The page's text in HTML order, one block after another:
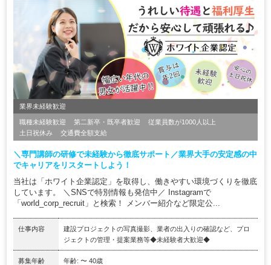
業界未経験歓迎
職種未経験歓迎 第二新卒・既卒者歓迎
従業員数が1000人以上
土日祝休み
交通費全額支給
＼専門講師の研修で未経験から徹底サポート／業界大手の安定感の中
でキャリアをリスタートしよう！
当社は「ホワイト企業認定」を取得し、働きやすい環境づくりを徹底
しています。 ＼SNSで特別情報も発信中／ Instagramで
「world_corp_recruit」と検索！ メンバー紹介など限定公...
仕事内容
建設プロジェクトの写真撮影、業者の出入りの確認など、プロ
ジェクトの管理・提案業務等◆未経験者大歓迎◆
募集年齢 年齢: 〜 40歳